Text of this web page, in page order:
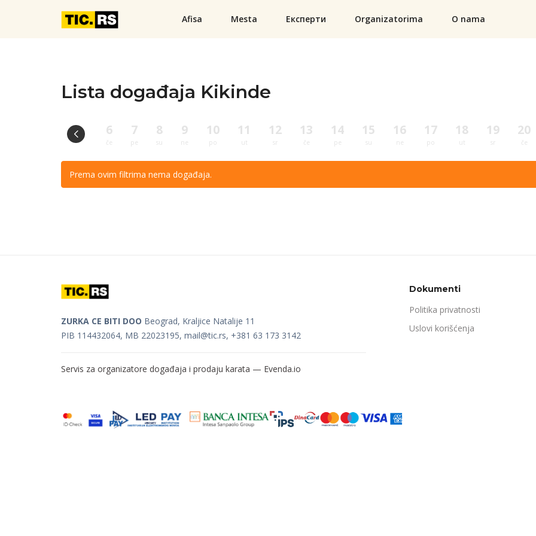
Afisa Mesta Експерти Organizatorima O nama
Lista događaja Kikinde
6
če
7
pe
8
su
9
ne
10
po
11
ut
12
sr
13
če
14
pe
15
su
16
ne
17
po
18
ut
19
sr
20
če
Prema ovim filtrima nema događaja.
ZURKA CE BITI DOO Beograd, Kraljice Natalije 11
PIB 114432064, MB 22023195, mail@tic.rs, +381 63 173 3142
Servis za organizatore događaja i prodaju karata — Evenda.io
Dokumenti
Politika privatnosti
Uslovi korišćenja